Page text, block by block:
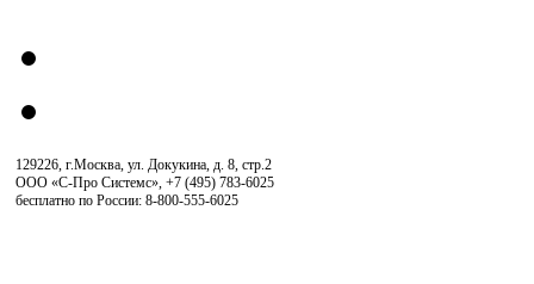
129226, г.Москва, ул. Докукина, д. 8, стр.2
ООО «С-Про Системс» +7 (495) 783-6025
бесплатно по России: 8-800-555-6025